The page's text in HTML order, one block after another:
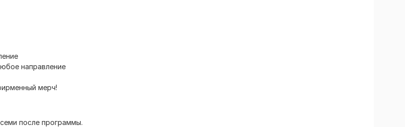
направление
мерч!
после программы.